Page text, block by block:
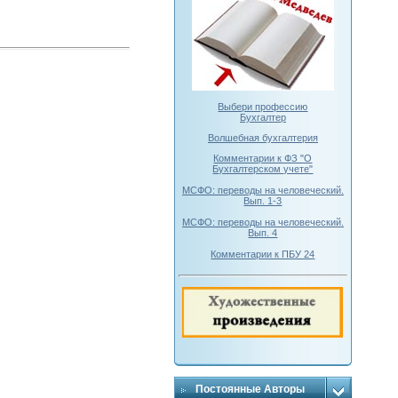
Выбери профессию
Бухгалтер
Волшебная бухгалтерия
Комментарии к ФЗ "О
Бухгалтерском учете"
МСФО: переводы на человеческий.
Вып. 1-3
МСФО: переводы на человеческий.
Вып. 4
Комментарии к ПБУ 24
Постоянные Авторы